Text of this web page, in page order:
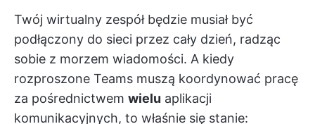
Twój wirtualny zespół będzie musiał być
podłączony do sieci przez cały dzień, radząc
sobie z morzem wiadomości. A kiedy
rozproszone Teams muszą koordynować pracę
za pośrednictwem wielu aplikacji
komunikacyjnych, to właśnie się stanie: